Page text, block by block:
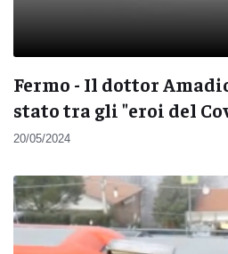
Fermo - Il dottor
stato tra gli "eroi del
20/05/2024